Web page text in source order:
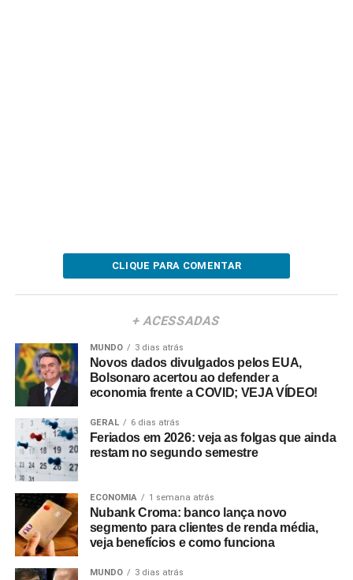
CLIQUE PARA COMENTAR
+ ACESSADAS
MUNDO 3 dias atrás
Novos dados divulgados pelos EUA,
Bolsonaro acertou ao defender a
economia frente a COVID; VEJA VÍDEO!
GERAL 6 dias atrás
Feriados em 2026: veja as folgas que ainda
restam no segundo semestre
ECONOMIA 1 semana atrás
Nubank Croma: banco lança novo
segmento para clientes de renda média,
veja benefícios e como funciona
MUNDO 3 dias atrás